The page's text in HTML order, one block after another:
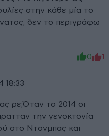
στην κάθε μία το
δεν το περιγράφω
0 1
18:33
ρε;Όταν το 2014 οι
την γενοκτονία
στο Ντονμπας και